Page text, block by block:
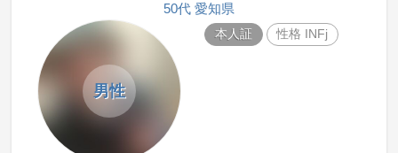
50代 愛知県
男性
本人証 性格 INFj